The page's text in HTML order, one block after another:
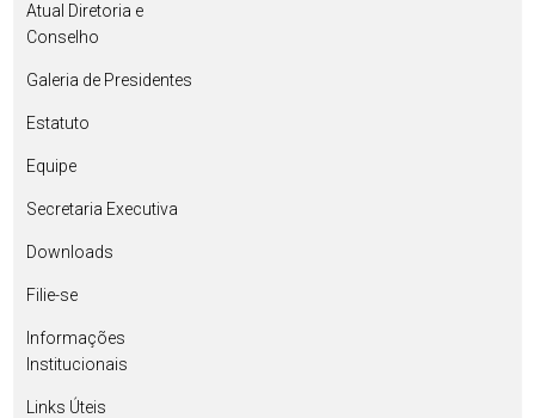
Atual Diretoria e
Conselho
Galeria de Presidentes
Estatuto
Equipe
Secretaria Executiva
Downloads
Filie-se
Informações
Institucionais
Links Úteis